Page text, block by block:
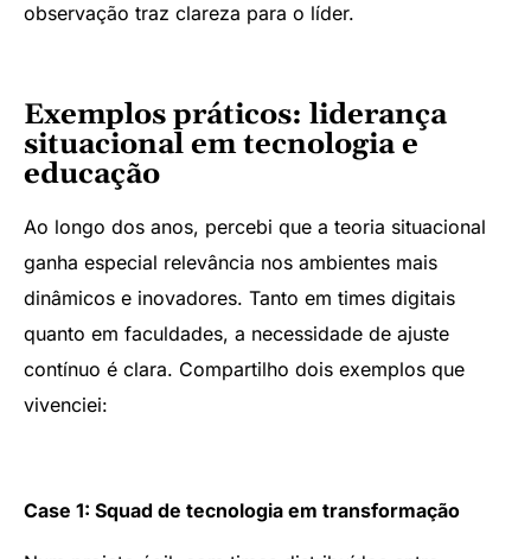
observação traz clareza para o líder.
Exemplos práticos: liderança
situacional em tecnologia e
educação
Ao longo dos anos, percebi que a teoria situacional
ganha especial relevância nos ambientes mais
dinâmicos e inovadores. Tanto em times digitais
quanto em faculdades, a necessidade de ajuste
contínuo é clara. Compartilho dois exemplos que
vivenciei:
Case 1: Squad de tecnologia em transformação